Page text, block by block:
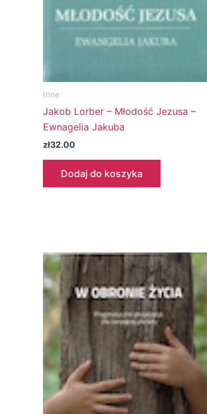
Inne
Jakob Lorber – Młodość Jezusa –
Ewnagelia Jakuba
zł32.00
Dodaj do koszyka